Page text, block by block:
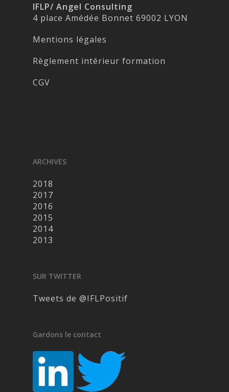
IFLP/ Angel Consulting
4 place Amédée Bonnet 69002 LYON
Mentions légales
Règlement intérieur formation
CGV
ARCHIVES
2018
2017
2016
2015
2014
2013
SUR TWITTER
Tweets de @IFLPositif
Gardons le contact